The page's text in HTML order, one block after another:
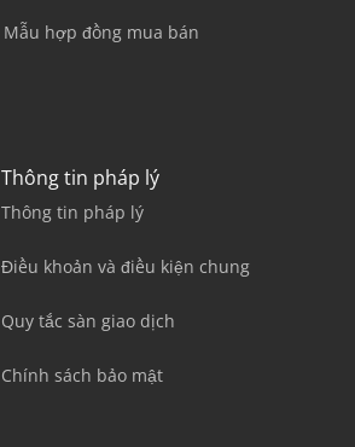
Mẫu hợp đồng mua bán
Thông tin pháp lý
Thông tin pháp lý
Điều khoản và điều kiện chung
Quy tắc sàn giao dịch
Chính sách bảo mật